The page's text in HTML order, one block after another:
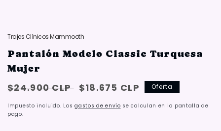
Trajes Clínicos Mammooth
Pantalón Modelo Classic Turquesa
Mujer
Precio
$24.900 CLP Oferta:
saved_amount
$18.675 CLP Oferta
Impuesto incluido. Losgastos de envío se calculan en la pantalla de
pago.